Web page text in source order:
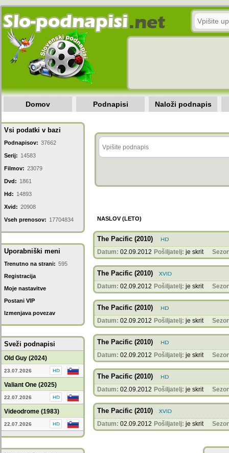
Domov Podnapisi Naloži podnapis
Vsi podatki v bazi
Podnapisov: 37662
Serij: 14583
Filmov: 23079
Dvd: 1861
Hd: 14893
Xvid: 20908
Vseh prenosov: 17704834
Uporabniški meni
Trenutno na strani: 595
Registracija
Moje nastavitve
Postani VIP
Izmenjava povezav
Sveži podnapisi
Old Guy (2024)
23.07.2026
Valiant One (2025)
22.07.2026
Videodrome (1983)
22.07.2026
NASLOV (LETO)
The Pacific (2010)
Datum: 02.09.2012 Pošiljatelj: je skrit
The Pacific (2010)
Datum: 02.09.2012 Pošiljatelj: je skrit
The Pacific (2010)
Datum: 02.09.2012 Pošiljatelj: je skrit
The Pacific (2010)
Datum: 02.09.2012 Pošiljatelj: je skrit
The Pacific (2010)
Datum: 02.09.2012 Pošiljatelj: je skrit
The Pacific (2010)
Datum: 02.09.2012 Pošiljatelj: je skrit